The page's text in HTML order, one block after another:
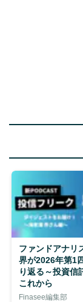
ファンドアナリ
界が2026年第1
り返る～投資信
これから
Finasee編集部